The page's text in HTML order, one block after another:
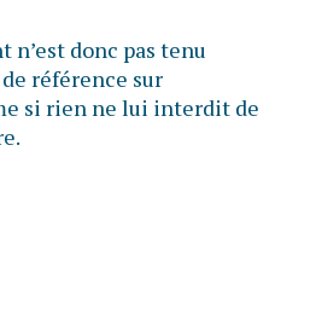
donc pas tenu
référence sur
si rien ne lui interdit de